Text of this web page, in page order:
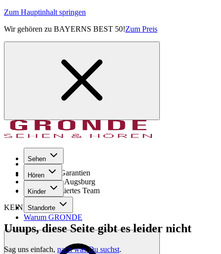
Zum Hauptinhalt springen
Wir gehören zu BAYERNS BEST 50!Zum Preis
Sehen
Hören
Kinder
Standorte
Warum GRONDE
Seit 1971
GRONDE Garantien
8× im Raum Augsburg
Hochqualifiziertes Team
KEINE SORGE!
Uuups, diese Seite gibt es leider nicht
Sag uns einfach, nach was Du suchst.